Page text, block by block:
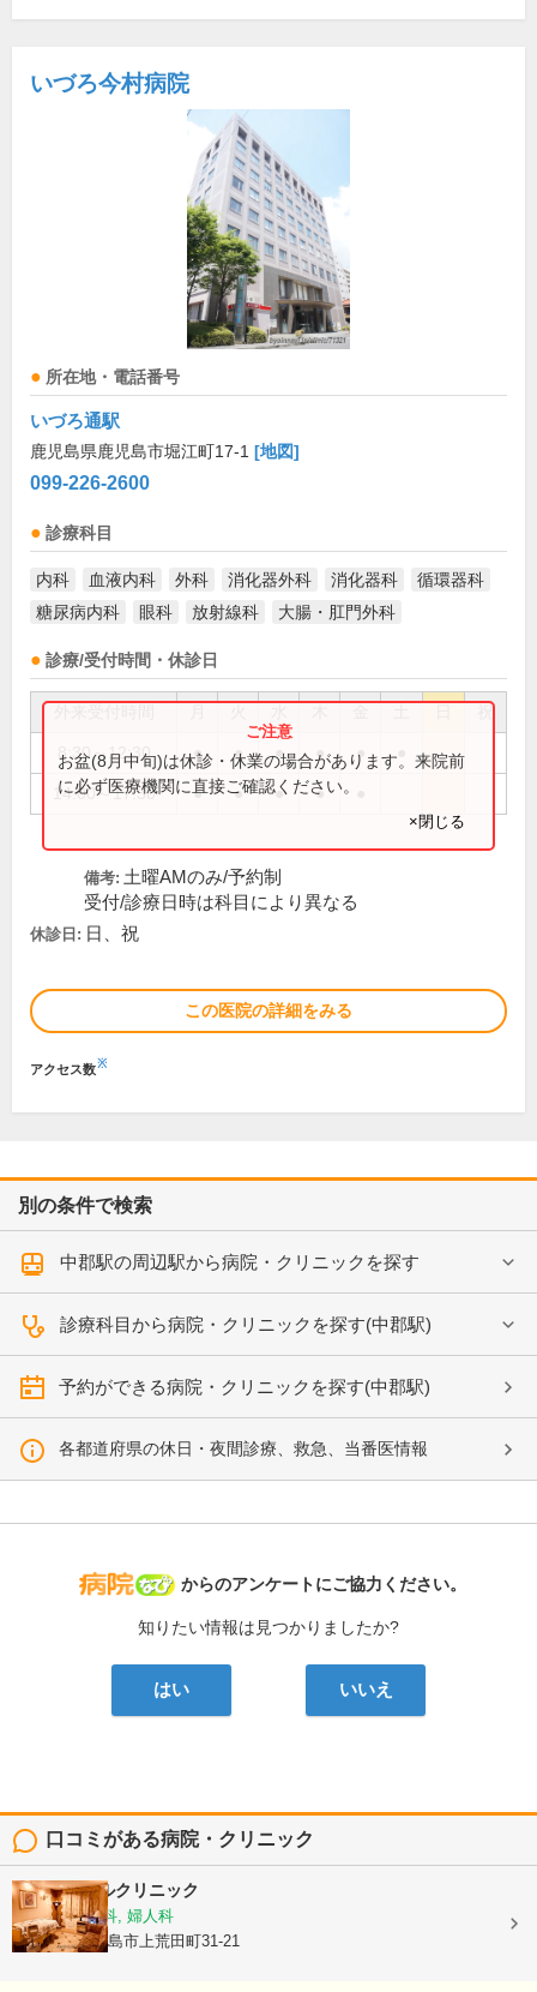
いづろ今村病院
所在地・電話番号
いづろ通駅
鹿児島県鹿児島市堀江町17-1 [地図]
099-226-2600
診療科目
内科 血液内科 外科 消化器外科 消化器科
循環器科
糖尿病内科
眼科 放射線科 大腸・肛門外科
診療/受付時間・休診日
祝
8:30～12:30 ● ● ● ● ●
14:00～17:30 ● ● ● ●
お盆(8月中旬)は休診・休業の場合があります。来院前
に必ず医療機関に直接ご確認ください。
×閉じる
備考: 土曜AMのみ/予約制
受付/診療日時は科目により異なる
休診日: 日、祝
この医院の詳細をみる
アクセス数※
別の条件で検索
中郡駅の周辺駅から病院・クリニックを探す
診療科目から病院・クリニックを探す(中郡駅)
予約ができる病院・クリニックを探す(中郡駅)
各都道府県の休日・夜間診療、救急、当番医情報
病院なび
からのアンケートにご協力ください。
知りたい情報は見つかりましたか?
はい いいえ
口コミがある病院・クリニック
平野エンゼルクリニック
産婦人科, 産科, 婦人科
鹿児島県鹿児島市上荒田町31-21